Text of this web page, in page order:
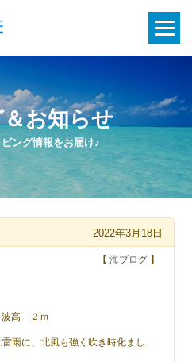
ング情報をお届け♪
お知らせ
2022年3月18日
【 海ブログ】
高 ２ｍ
雨に、北風も強く吹き時化まし